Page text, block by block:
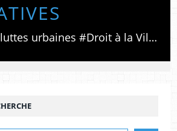
Luttes émancipatrices,recherche du forum politico/social pour des alternatives,luttes urbaines #Droit à la Ville", #Paris #GrandParis,enjeux de la métropolisation,accès aux Archives publiques par Pierre Mansat,auteur‼️Ma vie rouge. Meutre au Grand Paris‼️[PUG]Association Josette & Maurice #Audin>bénevole Secours Populaire>Comité Laghouat-France>#Mumia #INTA